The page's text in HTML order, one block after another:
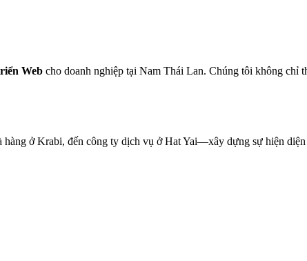
Web cho doanh nghiệp tại Nam Thái Lan. Chúng tôi không
ở Krabi, đến công ty dịch vụ ở Hat Yai—xây dựng sự hiện